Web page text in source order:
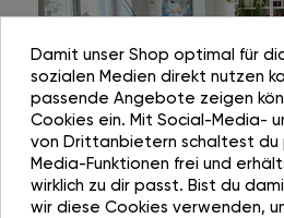
Damit unser Shop optimal für
sozialen Medien direkt nutzen
passende Angebote zeigen
Cookies ein. Mit Social-Media-
von Drittanbietern schaltest du
Media-Funktionen frei und
wirklich zu dir passt. Bist du
wir diese Cookies verwenden,